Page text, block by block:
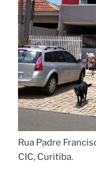
Rua Padre
CIC, Curitiba.